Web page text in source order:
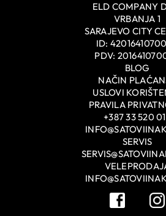
ELD COMPANY
VRBANJA 1
SARAJEVO CITY
ID:
PDV:
BLOG
NAČIN
USLOVI
PRAVILA
+387 33 520
SERVIS